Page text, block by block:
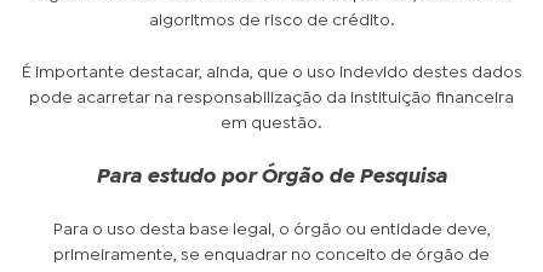
algoritmos de risco de crédito.
É importante destacar, ainda, que o uso indevido destes dados
pode acarretar na responsabilização da instituição financeira
em questão.
Para estudo por Órgão de Pesquisa
Para o uso desta base legal, o órgão ou entidade deve,
primeiramente, se enquadrar no conceito de órgão de